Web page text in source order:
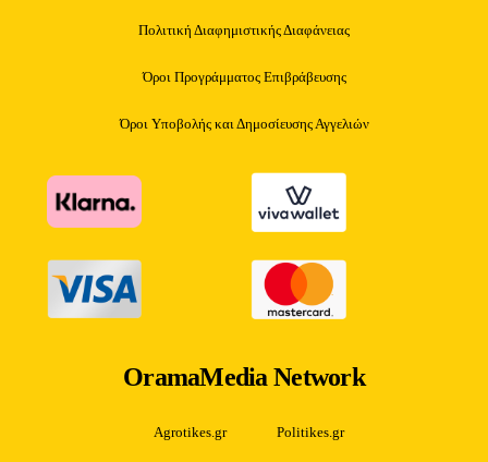
Πολιτική Διαφημιστικής Διαφάνειας
Όροι Προγράμματος Επιβράβευσης
Όροι Υποβολής και Δημοσίευσης Αγγελιών
OramaMedia Network
Agrotikes.gr Politikes.gr